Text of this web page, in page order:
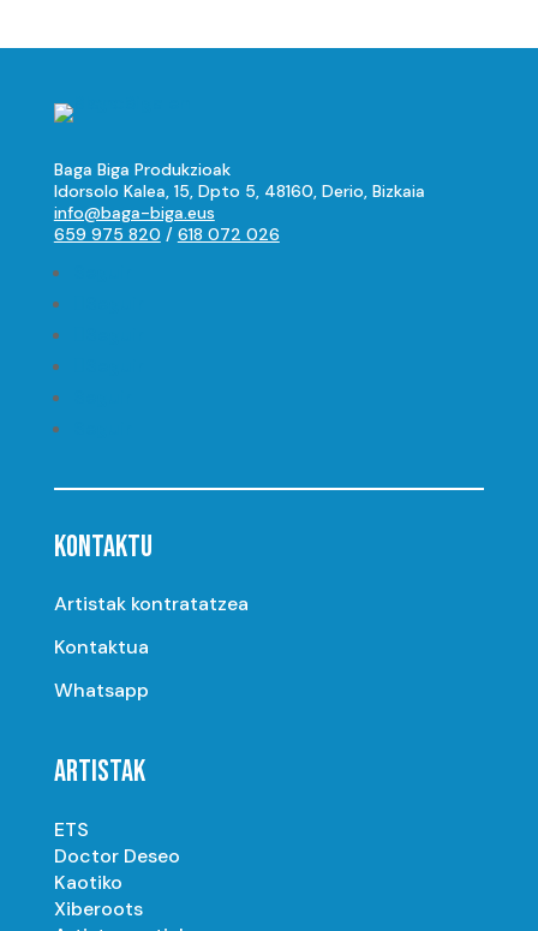
Baga Biga Produkzioak
Idorsolo Kalea, 15, Dpto 5, 48160, Derio, Bizkaia
info@baga-biga.eus
659 975 820 / 618 072 026
KONTAKTU
Artistak kontratatzea
Kontaktua
Whatsapp
ARTISTAK
ETS
Doctor Deseo
Kaotiko
Xiberoots